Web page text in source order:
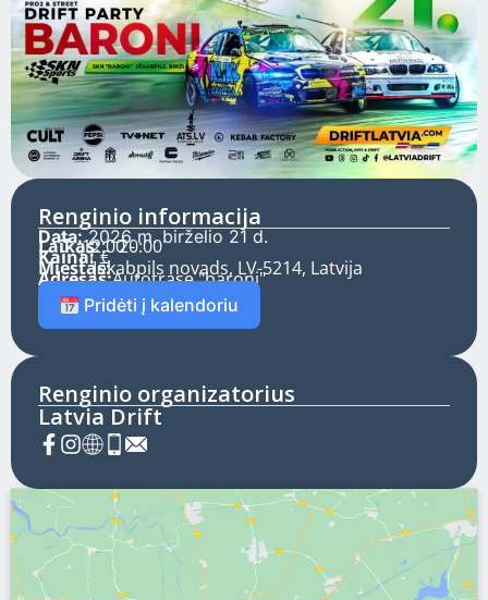
Renginio informacija
Data:2026 m. birželio 21 d.
Laikas:12:00 -20:00
Kaina:11 €
Miestas:Jēkabpils novads, LV-5214, Latvija
Adresas:Autotrase "baroni"
Pridėti į kalendoriu
Renginio organizatorius
Latvia Drift